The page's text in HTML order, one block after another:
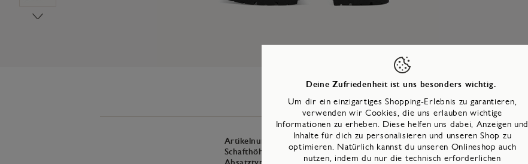
Produktinformationen Technologien
Artikelnummer: 8-23773-41- 001
Schafthöhe:
cm
Deine Zufriedenheit ist uns besonders wichtig.
Um dir ein einzigartiges Shopping-Erlebnis zu garantieren,
verwenden wir Cookies, die uns erlauben wichtige
Informationen zu erheben. Diese helfen uns dabei, Anzeigen und
Inhalte für dich zu personalisieren und unseren Shop zu
optimieren. Natürlich kannst du unseren Onlineshop auch
nutzen, indem du nur die technisch erforderlichen